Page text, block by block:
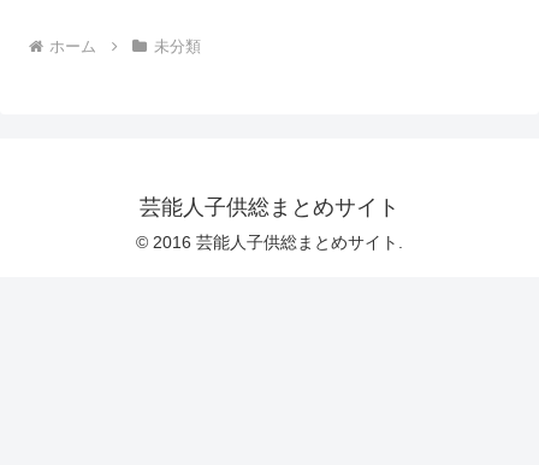
ホーム 未分類
芸能人子供総まとめサイト
© 2016 芸能人子供総まとめサイト.